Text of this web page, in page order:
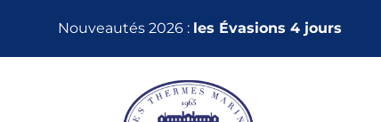
Nouveautés 2026 : les Évasions 4 jours